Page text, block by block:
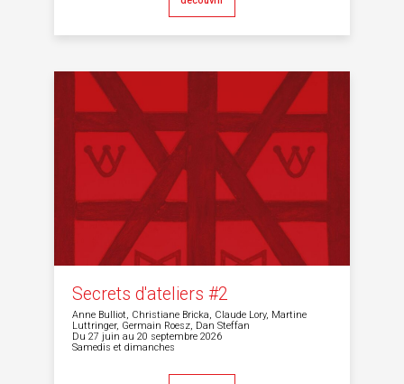
Secrets d'ateliers #2
Anne Bulliot, Christiane Bricka, Claude Lory, Martine
Luttringer, Germain Roesz, Dan Steffan
Du 27 juin au 20 septembre 2026
Samedis et dimanches